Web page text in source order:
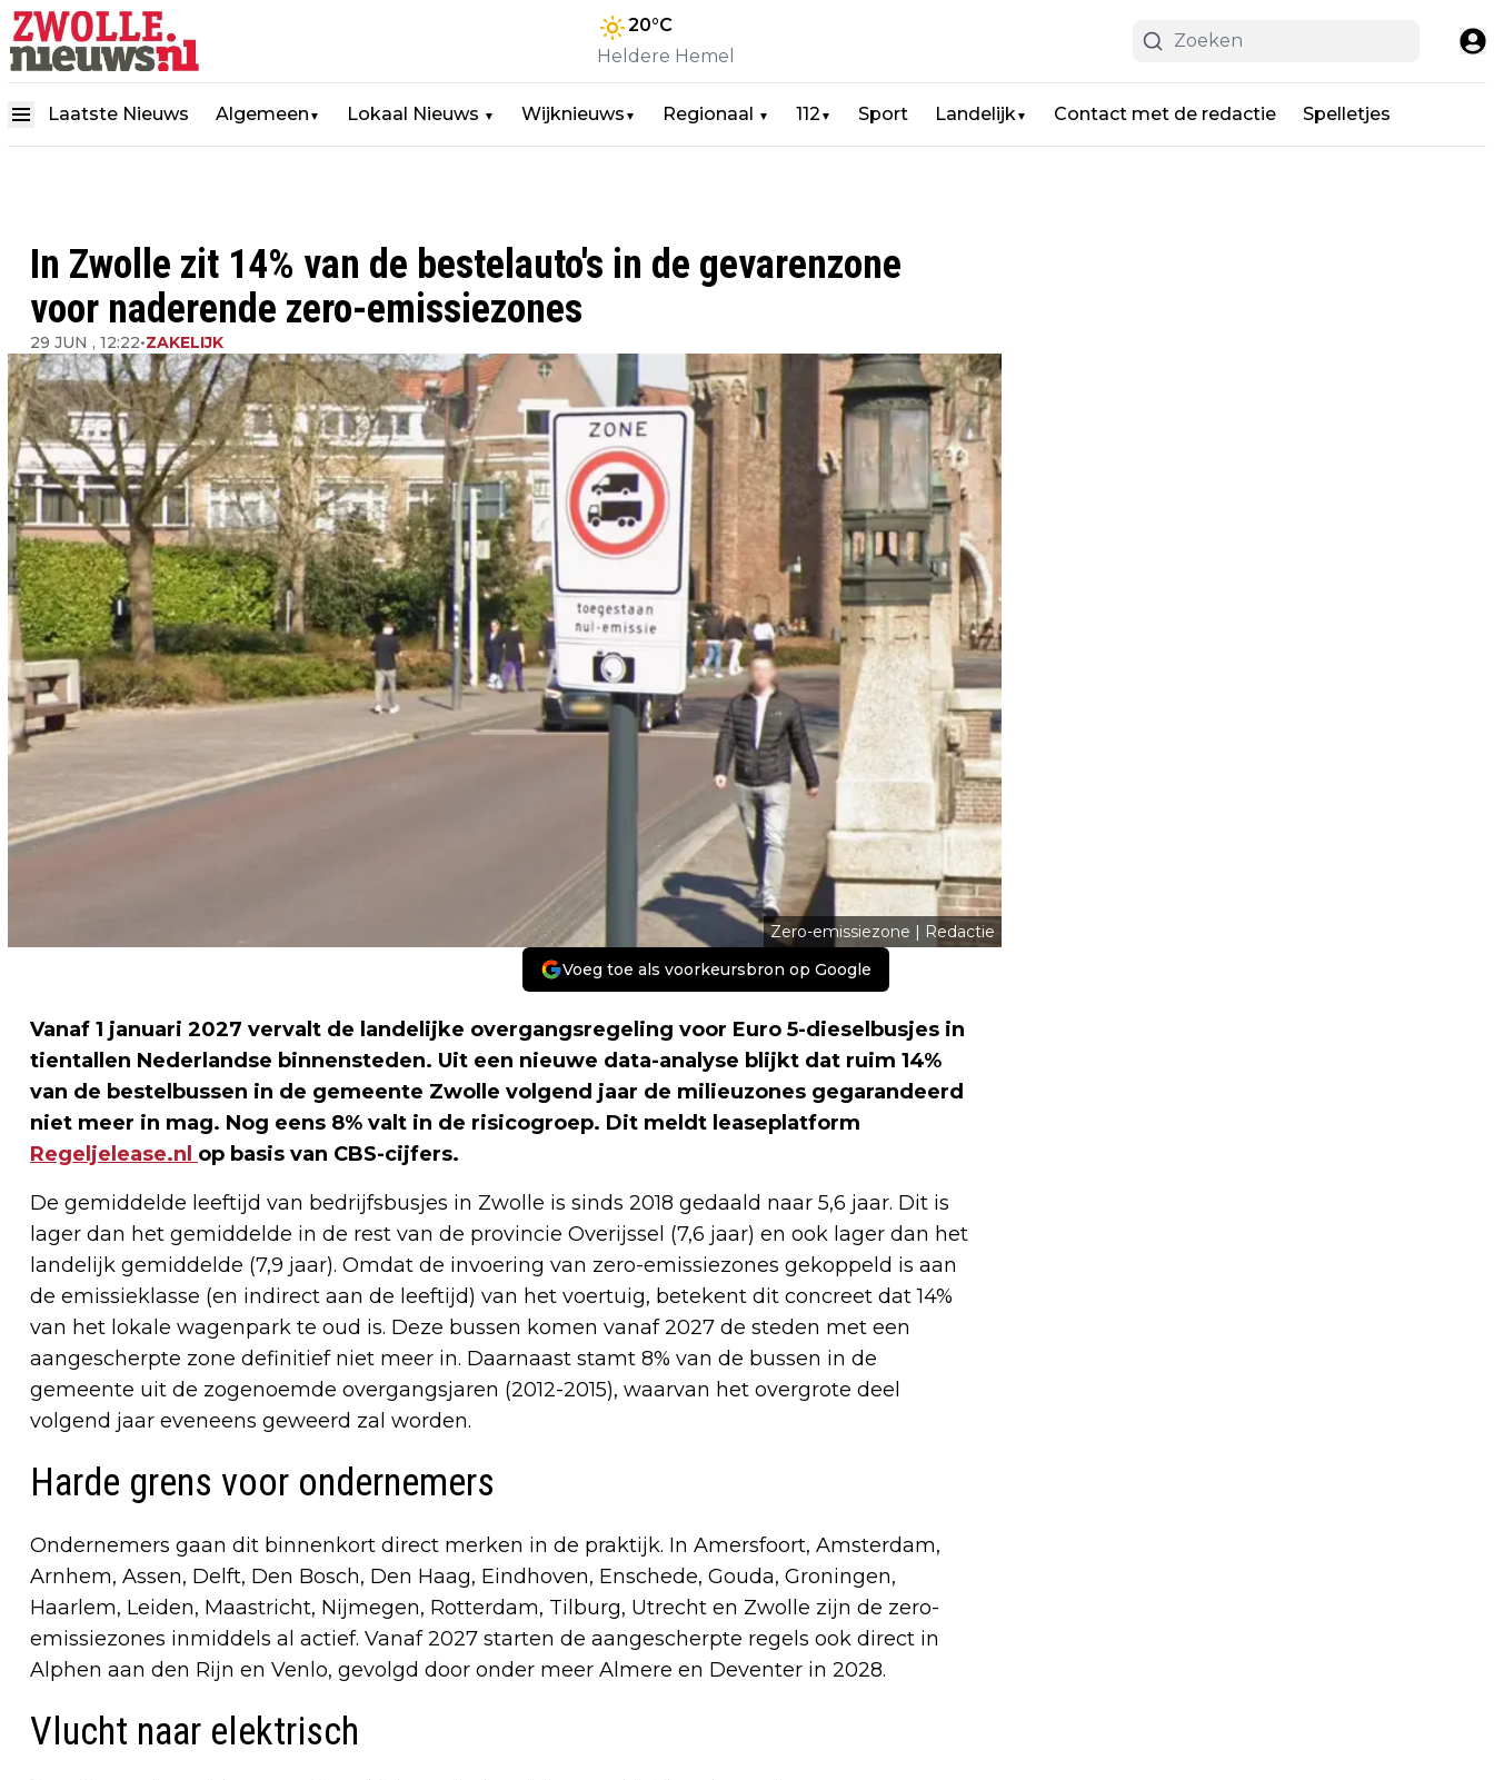
20°C
Heldere Hemel
Laatste Nieuws Algemeen ▼ Lokaal Nieuws ▼ Wijknieuws ▼ Regionaal ▼ 112 ▼ Sport Landelijk▼ Contact met de redactie Spelletjes
In Zwolle zit 14% van de bestelauto's in de gevarenzone
voor naderende zero-emissiezones
29 JUN , 12:22•ZAKELIJK
Zero-emissiezone | Redactie
Voeg toe als voorkeursbron op Google
Vanaf 1 januari 2027 vervalt de landelijke overgangsregeling voor Euro 5-dieselbusjes in
tientallen Nederlandse binnensteden. Uit een nieuwe data-analyse blijkt dat ruim 14%
van de bestelbussen in de gemeente Zwolle volgend jaar de milieuzones gegarandeerd
niet meer in mag. Nog eens 8% valt in de risicogroep. Dit meldt leaseplatform
Regeljelease.nl op basis van CBS-cijfers.
De gemiddelde leeftijd van bedrijfsbusjes in Zwolle is sinds 2018 gedaald naar 5,6 jaar. Dit is
lager dan het gemiddelde in de rest van de provincie Overijssel (7,6 jaar) en ook lager dan het
landelijk gemiddelde (7,9 jaar). Omdat de invoering van zero-emissiezones gekoppeld is aan
de emissieklasse (en indirect aan de leeftijd) van het voertuig, betekent dit concreet dat 14%
van het lokale wagenpark te oud is. Deze bussen komen vanaf 2027 de steden met een
aangescherpte zone definitief niet meer in. Daarnaast stamt 8% van de bussen in de
gemeente uit de zogenoemde overgangsjaren (2012-2015), waarvan het overgrote deel
volgend jaar eveneens geweerd zal worden.
Harde grens voor ondernemers
Ondernemers gaan dit binnenkort direct merken in de praktijk. In Amersfoort, Amsterdam,
Arnhem, Assen, Delft, Den Bosch, Den Haag, Eindhoven, Enschede, Gouda, Groningen,
Haarlem, Leiden, Maastricht, Nijmegen, Rotterdam, Tilburg, Utrecht en Zwolle zijn de zero-
emissiezones inmiddels al actief. Vanaf 2027 starten de aangescherpte regels ook direct in
Alphen aan den Rijn en Venlo, gevolgd door onder meer Almere en Deventer in 2028.
Vlucht naar elektrisch